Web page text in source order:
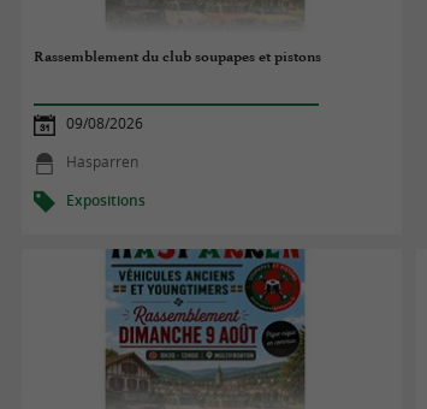
Rassemblement du club soupapes et pistons
09/08/2026
Hasparren
Expositions